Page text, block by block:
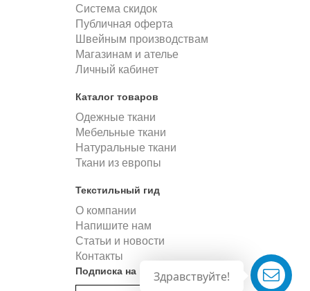
Здравствуйте!
Система скидок
Публичная оферта
Швейным производствам
Магазинам и ателье
Личный кабинет
Каталог товаров
Одежные ткани
Мебельные ткани
Натуральные ткани
Ткани из европы
Текстильный гид
О компании
Напишите нам
Статьи и новости
Контакты
Подписка на новости